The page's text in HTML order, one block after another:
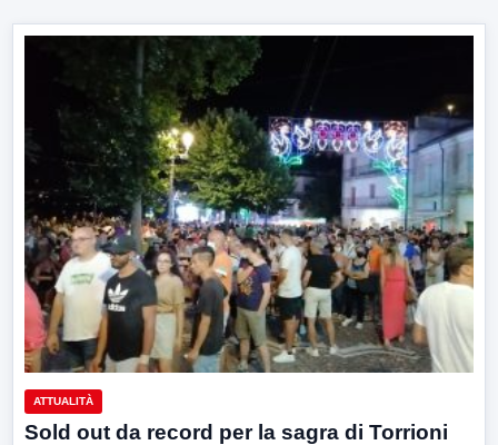
ATTUALITÀ
Sold out da record per la sagra di Torrioni